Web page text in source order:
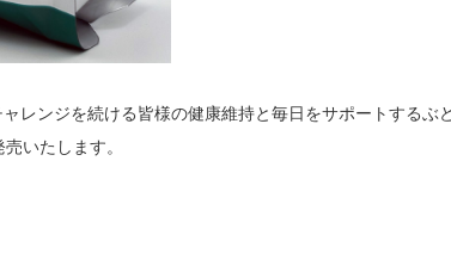
レンジを続ける皆様の健康維持と毎日をサポートするぶ
いたします。